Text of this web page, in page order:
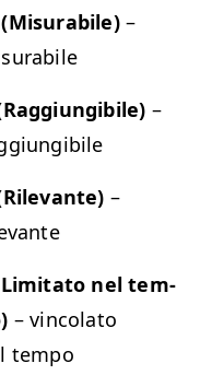
–
–
–
nel tem­
– vin­co­la­to
tempo